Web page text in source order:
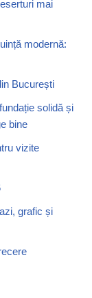
mai
modernă:
București
solidă și
bine
vizite
grafic și